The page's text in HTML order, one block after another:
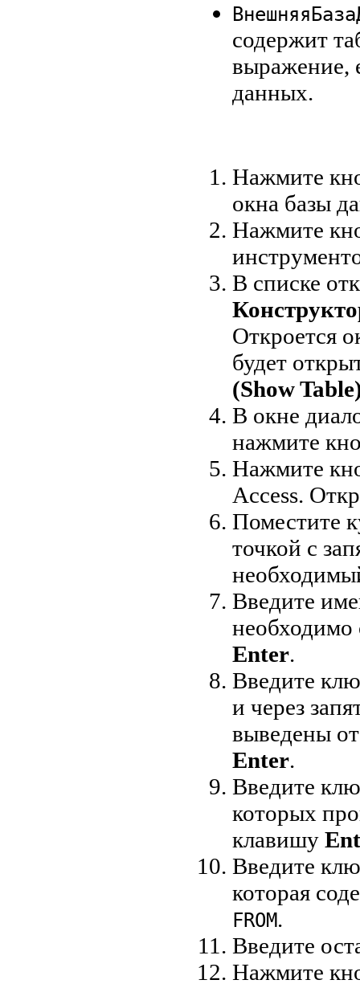
содержит
выражение,
данных.
Нажмите
окна базы
Нажмите
В списке
Откроется
будет
(Show
В окне
нажмите
Нажмите
Access.
Поместите
точкой с
Введите
Enter.
Введите
и через
выведены
Enter.
Введите
которых
клавишу
Введите
которая
FROM.
Введите
Нажмите